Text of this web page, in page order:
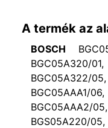
A termék az
BOSCH
BGC05A320/
BGC05A322/
BGC05AAA1/
BGC05AAA2/
BGS05A220/